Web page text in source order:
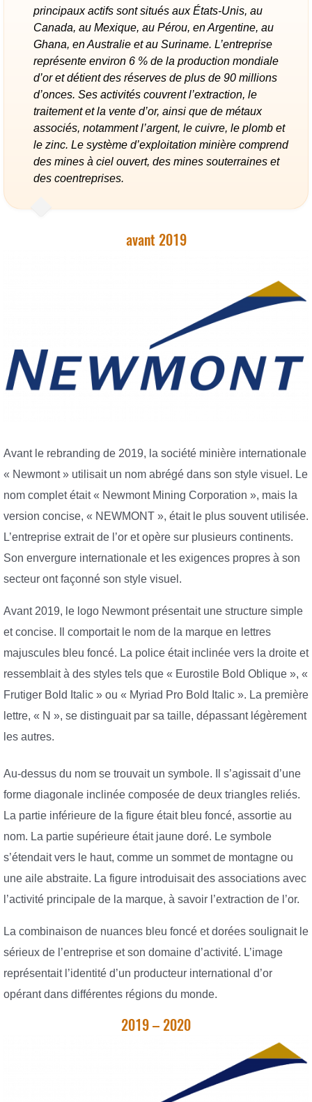
principaux actifs sont situés aux États-Unis, au
Canada, au Mexique, au Pérou, en Argentine, au
Ghana, en Australie et au Suriname. L’entreprise
représente environ 6 % de la production mondiale
d’or et détient des réserves de plus de 90 millions
d’onces. Ses activités couvrent l’extraction, le
traitement et la vente d’or, ainsi que de métaux
associés, notamment l’argent, le cuivre, le plomb et
le zinc. Le système d’exploitation minière comprend
des mines à ciel ouvert, des mines souterraines et
des coentreprises.
avant 2019
Avant le rebranding de 2019, la société minière internationale
« Newmont » utilisait un nom abrégé dans son style visuel. Le
nom complet était « Newmont Mining Corporation », mais la
version concise, « NEWMONT », était le plus souvent utilisée.
L’entreprise extrait de l’or et opère sur plusieurs continents.
Son envergure internationale et les exigences propres à son
secteur ont façonné son style visuel.
Avant 2019, le logo Newmont présentait une structure simple
et concise. Il comportait le nom de la marque en lettres
majuscules bleu foncé. La police était inclinée vers la droite et
ressemblait à des styles tels que « Eurostile Bold Oblique », «
Frutiger Bold Italic » ou « Myriad Pro Bold Italic ». La première
lettre, « N », se distinguait par sa taille, dépassant légèrement
les autres.
Au-dessus du nom se trouvait un symbole. Il s’agissait d’une
forme diagonale inclinée composée de deux triangles reliés.
La partie inférieure de la figure était bleu foncé, assortie au
nom. La partie supérieure était jaune doré. Le symbole
s’étendait vers le haut, comme un sommet de montagne ou
une aile abstraite. La figure introduisait des associations avec
l’activité principale de la marque, à savoir l’extraction de l’or.
La combinaison de nuances bleu foncé et dorées soulignait le
sérieux de l’entreprise et son domaine d’activité. L’image
représentait l’identité d’un producteur international d’or
opérant dans différentes régions du monde.
2019 – 2020